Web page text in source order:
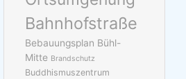
Bahnhofstraße
Bebauungsplan Bühl-
Mitte Brandschutz
Buddhismuszentrum